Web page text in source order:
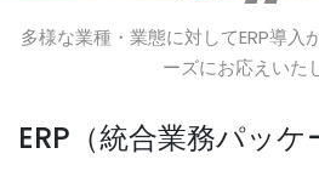
多様な業種・業態に対してERP導入
ーズにお応えいた
ERP（統合業務パッケ